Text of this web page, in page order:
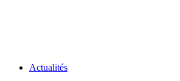
Actualités